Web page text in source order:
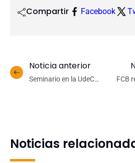
Compartir Facebook
Noticia anterior
Seminario en la UdeC
FCB
Noticias